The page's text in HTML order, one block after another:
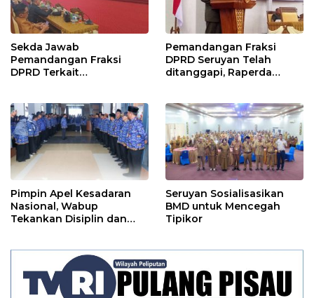
Sekda Jawab
Pemandangan Fraksi
DPRD Terkait
2024
Pemandangan Fraksi
DPRD Seruyan Telah
ditanggapi, Raperda
Pimpin Apel Kesadaran
Nasional, Wabup
Tekankan Disiplin dan
Seruyan Sosialisasikan
BMD untuk Mencegah
Tipikor